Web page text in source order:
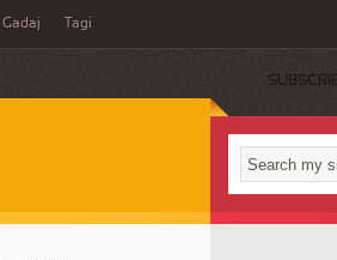
Gadaj Tagi